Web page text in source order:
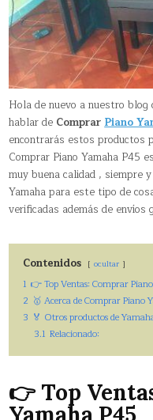
Hola de nuevo a nuestro blog
hablar de ComprarPiano
encontrarás estos productos
Comprar Piano Yamaha P45
muy buena calidad , siempre
Yamaha para este tipo de
verificadas además de envíos
Contenidos ocultar
1 👉 Top Ventas: Comprar
2 🥇 Acerca de Comprar Piano
3 🏅 Otros productos de
3.1 Relacionado:
👉 Top